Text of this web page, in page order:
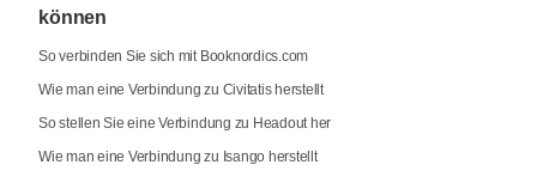
können
So verbinden Sie sich mit Booknordics.com
Wie man eine Verbindung zu Civitatis herstellt
So stellen Sie eine Verbindung zu Headout her
Wie man eine Verbindung zu Isango herstellt